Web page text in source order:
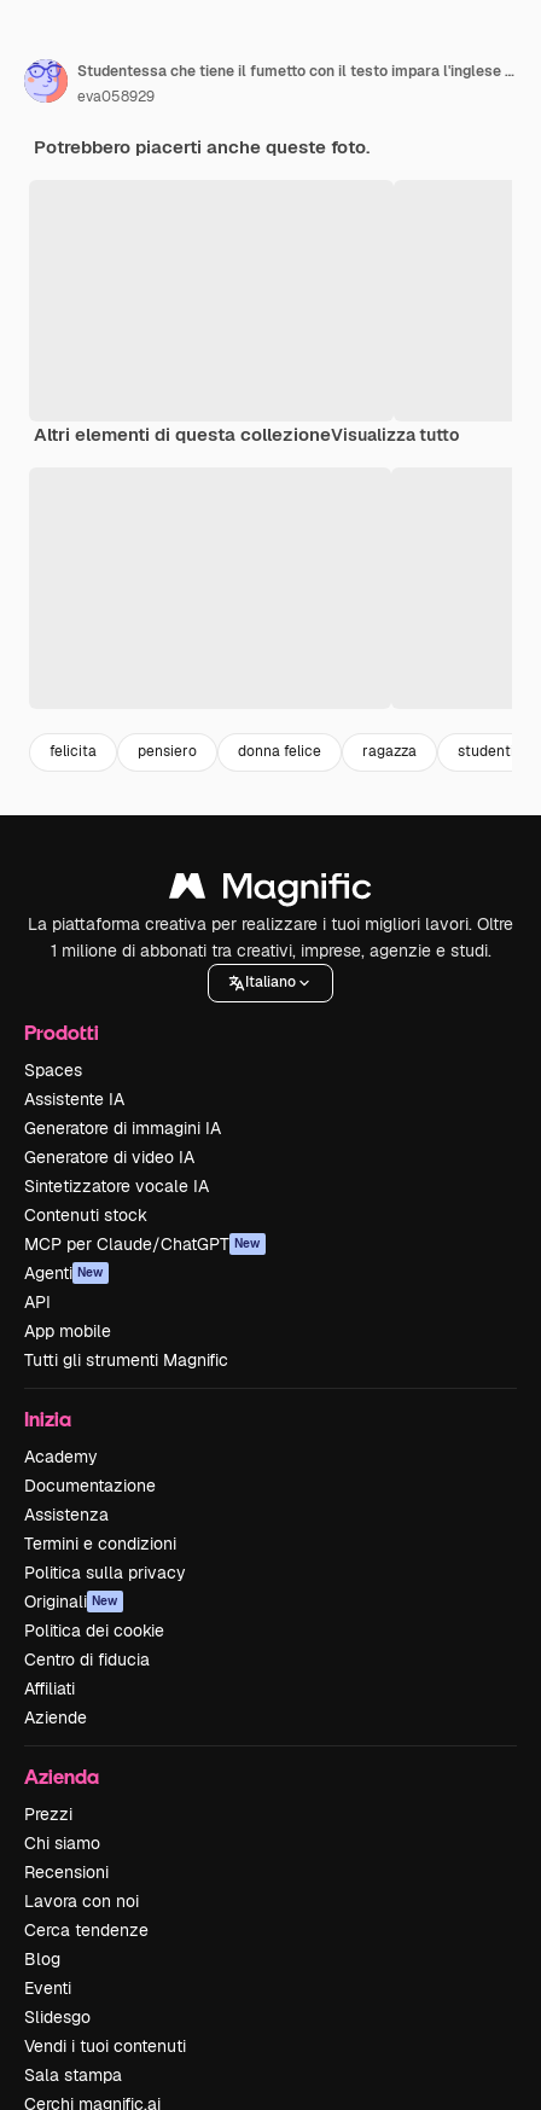
Studentessa che tiene il fumetto con il testo impara l'inglese isolato su sfondo lilla
eva058929
Potrebbero piacerti anche queste foto.
Altri elementi di questa collezioneVisualizza tutto
felicita pensiero donna felice ragazza studenti
La piattaforma creativa per realizzare i tuoi migliori lavori. Oltre
1 milione di abbonati tra creativi, imprese, agenzie e studi.
Italiano
Prodotti
Spaces
Assistente IA
Generatore di immagini IA
Generatore di video IA
Sintetizzatore vocale IA
Contenuti stock
MCP per Claude/ChatGPT New
Agenti New
API
App mobile
Tutti gli strumenti Magnific
Inizia
Academy
Documentazione
Assistenza
Termini e condizioni
Politica sulla privacy
Originali New
Politica dei cookie
Centro di fiducia
Affiliati
Aziende
Azienda
Prezzi
Chi siamo
Recensioni
Lavora con noi
Cerca tendenze
Blog
Eventi
Slidesgo
Vendi i tuoi contenuti
Sala stampa
Cerchi magnific.ai